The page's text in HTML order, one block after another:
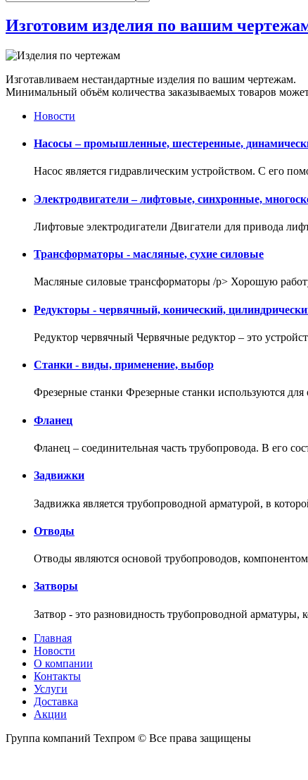
Изготовим изделия по вашим
Изготавливаем нестандартные изделия по вашим чертежам.
Минимальный объём количества заказываемых товаров
Новости
Насосы – промышленные, шестеренные,
Насос является гидравлическим устройством. С его
Электродвигатели – лифтовые, синхронные,
Лифтовые электродигатели Двигатели для привода
Трансформаторы - масляные, сухие силовые
Масляные силовые трансформаторы /p> Хорошую
Редукторы - червячный, конический,
Редуктор червячный Червячные редуктор – это
Станки - виды, применение, выбор
Фрезерные станки Фрезерные станки используются
Фланец
Фланец – соединительная часть трубопровода. В его
Задвижки
Задвижка является трубопроводной арматурой, в
Отводы
Отводы являются основой трубопроводов,
Затворы
Затвор - это разновидность трубопроводной
Главная
Новости
О компании
Контакты
Услуги
Доставка
Акции
Группа компаний Техпром © Все права защищены